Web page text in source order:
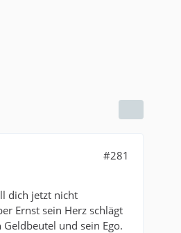
#281
dich jetzt nicht
Ernst sein Herz schlägt
und sein Ego.